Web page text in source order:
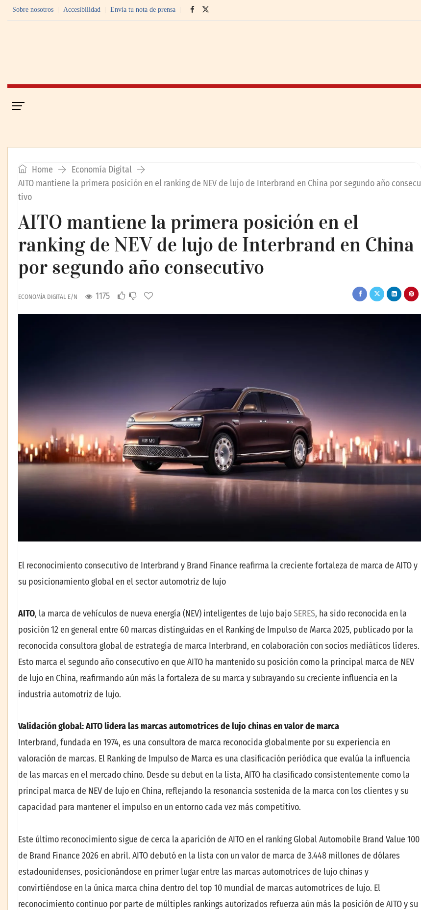
Sobre nosotros Accesibilidad Envía tu nota de prensa
Home
Economía Digital
AITO mantiene la primera posición en el ranking de NEV de lujo de Interbrand en China por segundo año consecu
tivo
AITO mantiene la primera posición en el
ranking de NEV de lujo de Interbrand en China
por segundo año consecutivo
ECONOMÍA DIGITAL E/N 1175
El reconocimiento consecutivo de Interbrand y Brand Finance reafirma la creciente fortaleza de marca de AITO y
su posicionamiento global en el sector automotriz de lujo
AITO, la marca de vehículos de nueva energía (NEV) inteligentes de lujo bajoSERES, ha sido reconocida en la
posición 12 en general entre 60 marcas distinguidas en el Ranking de Impulso de Marca 2025, publicado por la
reconocida consultora global de estrategia de marca Interbrand, en colaboración con socios mediáticos líderes.
Esto marca el segundo año consecutivo en que AITO ha mantenido su posición como la principal marca de NEV
de lujo en China, reafirmando aún más la fortaleza de su marca y subrayando su creciente influencia en la
industria automotriz de lujo.
Validación global: AITO lidera las marcas automotrices de lujo chinas en valor de marca
Interbrand, fundada en 1974, es una consultora de marca reconocida globalmente por su experiencia en
valoración de marcas. El Ranking de Impulso de Marca es una clasificación periódica que evalúa la influencia
de las marcas en el mercado chino. Desde su debut en la lista, AITO ha clasificado consistentemente como la
principal marca de NEV de lujo en China, reflejando la resonancia sostenida de la marca con los clientes y su
capacidad para mantener el impulso en un entorno cada vez más competitivo.
Este último reconocimiento sigue de cerca la aparición de AITO en el ranking Global Automobile Brand Value 100
de Brand Finance 2026 en abril. AITO debutó en la lista con un valor de marca de 3.448 millones de dólares
estadounidenses, posicionándose en primer lugar entre las marcas automotrices de lujo chinas y
convirtiéndose en la única marca china dentro del top 10 mundial de marcas automotrices de lujo. El
reconocimiento continuo por parte de múltiples rankings autorizados refuerza aún más la posición de AITO y su